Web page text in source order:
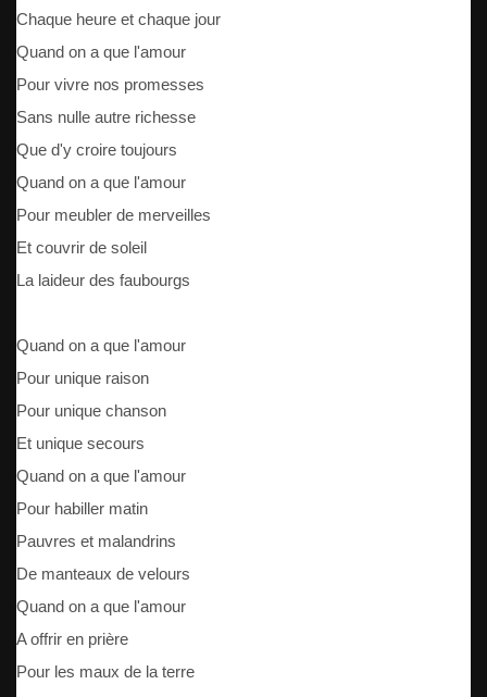
Chaque heure et chaque jour
Quand on a que l'amour
Pour vivre nos promesses
Sans nulle autre richesse
Que d'y croire toujours
Quand on a que l'amour
Pour meubler de merveilles
Et couvrir de soleil
La laideur des faubourgs
Quand on a que l'amour
Pour unique raison
Pour unique chanson
Et unique secours
Quand on a que l'amour
Pour habiller matin
Pauvres et malandrins
De manteaux de velours
Quand on a que l'amour
A offrir en prière
Pour les maux de la terre